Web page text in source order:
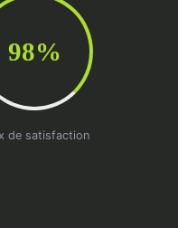
98%
de satisfaction